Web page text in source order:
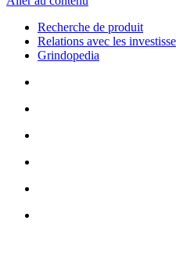
Recherche de produit
Relations avec les
Grindopedia